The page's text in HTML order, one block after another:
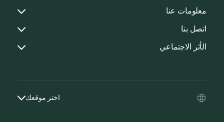
معلومات عنا
اتصل بنا
الأثر الاجتماعي
اختر موقعك